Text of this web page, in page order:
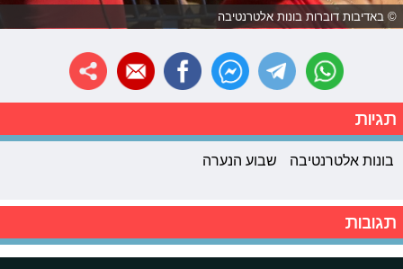
© באדיבות דוברות בונות אלטרנטיבה
תגיות
בונות אלטרנטיבה שבוע הנערה
תגובות